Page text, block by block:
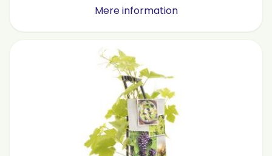
Mere information